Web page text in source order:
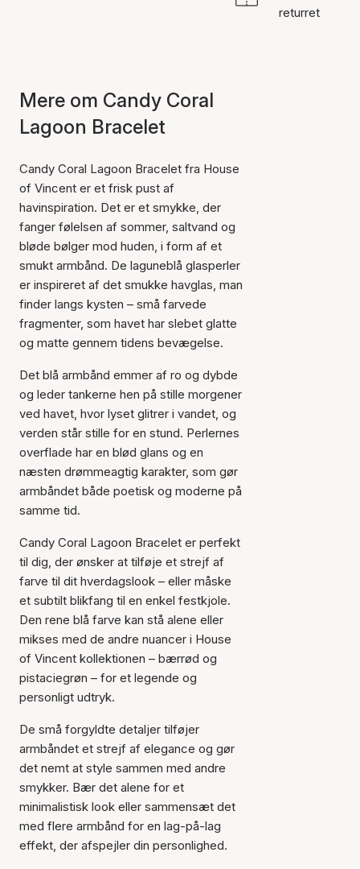
Varen er tilføjet til kurven
returret
Mere om Candy Coral
Lagoon Bracelet
Candy Coral Lagoon Bracelet fra House
of Vincent er et frisk pust af
havinspiration. Det er et smykke, der
fanger følelsen af sommer, saltvand og
bløde bølger mod huden, i form af et
smukt armbånd. De laguneblå glasperler
er inspireret af det smukke havglas, man
finder langs kysten – små farvede
fragmenter, som havet har slebet glatte
og matte gennem tidens bevægelse.
Det blå armbånd emmer af ro og dybde
og leder tankerne hen på stille morgener
ved havet, hvor lyset glitrer i vandet, og
verden står stille for en stund. Perlernes
overflade har en blød glans og en
næsten drømmeagtig karakter, som gør
armbåndet både poetisk og moderne på
samme tid.
Candy Coral Lagoon Bracelet er perfekt
til dig, der ønsker at tilføje et strejf af
farve til dit hverdagslook – eller måske
et subtilt blikfang til en enkel festkjole.
Den rene blå farve kan stå alene eller
mikses med de andre nuancer i House
of Vincent kollektionen – bærrød og
pistaciegrøn – for et legende og
personligt udtryk.
De små forgyldte detaljer tilføjer
armbåndet et strejf af elegance og gør
det nemt at style sammen med andre
smykker. Bær det alene for et
minimalistisk look eller sammensæt det
med flere armbånd for en lag-på-lag
effekt, der afspejler din personlighed.